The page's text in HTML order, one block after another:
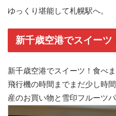
ゆっくり堪能して札幌駅へ。
新千歳空港でスイーツ
新千歳空港でスイーツ！食べ
飛行機の時間までまだ少し時
産のお買い物と雪印フルーツ